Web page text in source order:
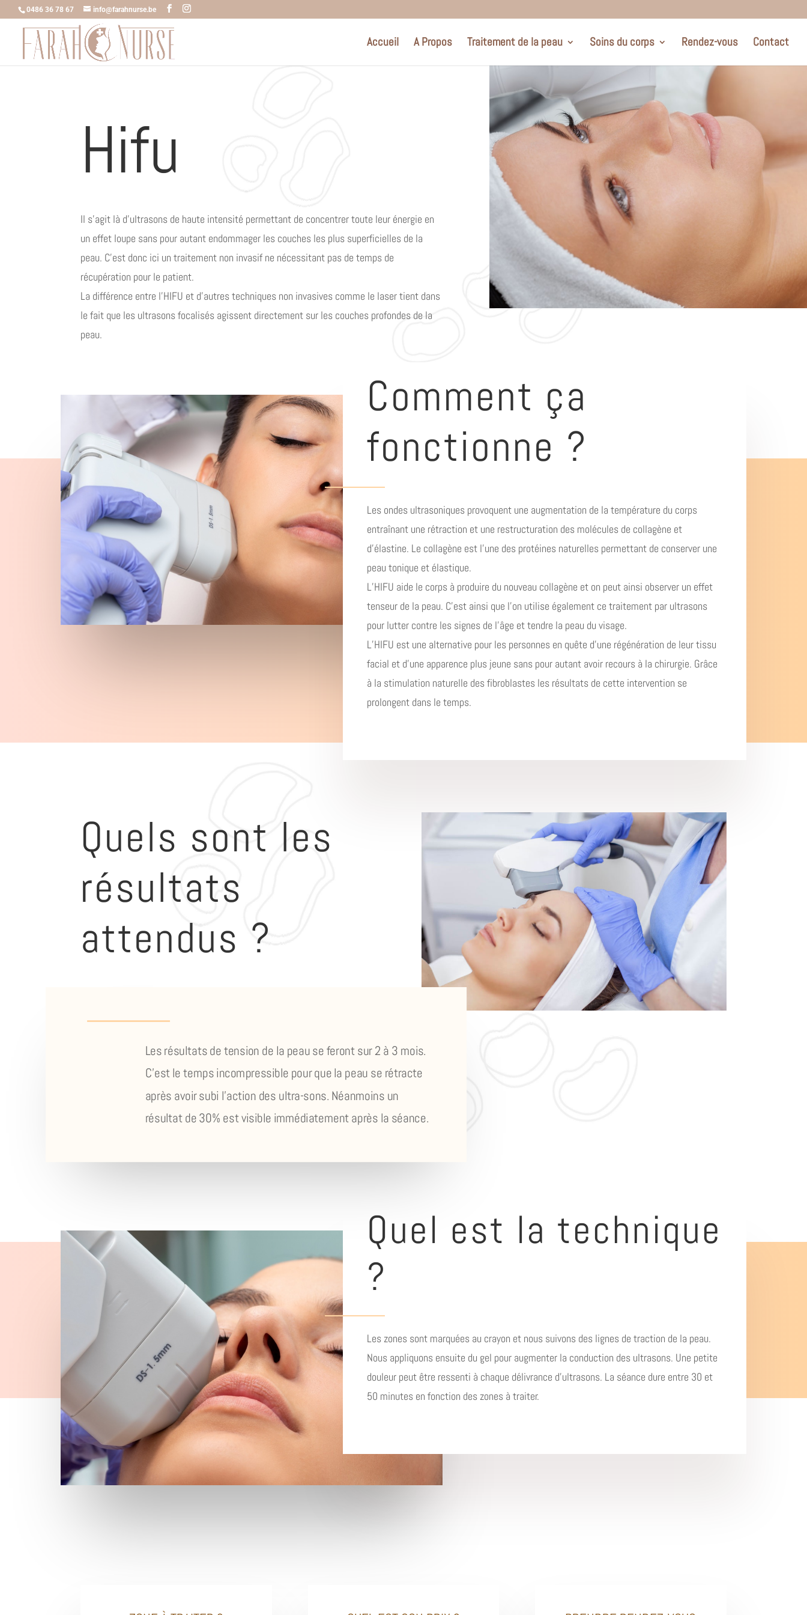
0486 36 78 67 info@farahnurse.be
Accueil A Propos Traitement de la peau Soins du corps Rendez-vous Contact
Hifu
Il s’agit là d’ultrasons de haute intensité permettant de concentrer toute leur énergie en
un effet loupe sans pour autant endommager les couches les plus superficielles de la
peau. C’est donc ici un traitement non invasif ne nécessitant pas de temps de
récupération pour le patient.
La différence entre l’HIFU et d’autres techniques non invasives comme le laser tient dans
le fait que les ultrasons focalisés agissent directement sur les couches profondes de la
peau.
Comment ça
fonctionne ?
Les ondes ultrasoniques provoquent une augmentation de la température du corps
entraînant une rétraction et une restructuration des molécules de collagène et
d’élastine. Le collagène est l’une des protéines naturelles permettant de conserver une
peau tonique et élastique.
L’HIFU aide le corps à produire du nouveau collagène et on peut ainsi observer un effet
tenseur de la peau. C’est ainsi que l’on utilise également ce traitement par ultrasons
pour lutter contre les signes de l’âge et tendre la peau du visage.
L’HIFU est une alternative pour les personnes en quête d’une régénération de leur tissu
facial et d’une apparence plus jeune sans pour autant avoir recours à la chirurgie. Grâce
à la stimulation naturelle des fibroblastes les résultats de cette intervention se
prolongent dans le temps.
Quels sont les
résultats
attendus ?
Les résultats de tension de la peau se feront sur 2 à 3 mois.
C’est le temps incompressible pour que la peau se rétracte
après avoir subi l’action des ultra-sons. Néanmoins un
résultat de 30% est visible immédiatement après la séance.
Quel est la technique
?
Les zones sont marquées au crayon et nous suivons des lignes de traction de la peau.
Nous appliquons ensuite du gel pour augmenter la conduction des ultrasons. Une petite
douleur peut être ressenti à chaque délivrance d’ultrasons. La séance dure entre 30 et
50 minutes en fonction des zones à traiter.